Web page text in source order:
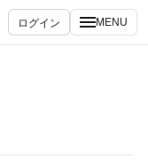
ログイン MENU